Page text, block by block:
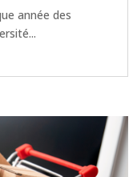
année des